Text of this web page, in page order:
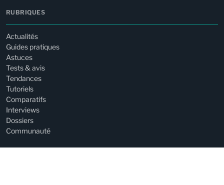
RUBRIQUES
Actualités
Guides pratiques
Astuces
Tests & avis
Tendances
Tutoriels
Comparatifs
Interviews
Dossiers
Communauté